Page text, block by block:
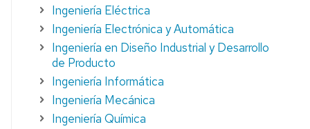
Ingeniería Eléctrica
Ingeniería Electrónica y Automática
Ingeniería en Diseño Industrial y Desarrollo
de Producto
Ingeniería Informática
Ingeniería Mecánica
Ingeniería Química